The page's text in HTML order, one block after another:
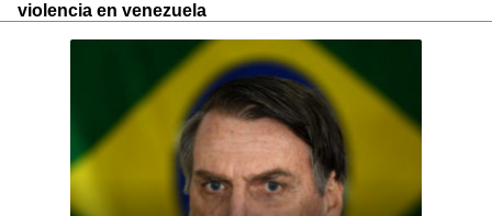
violencia en venezuela